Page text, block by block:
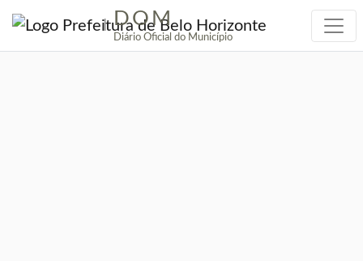
| DOM
Diário Oficial do Município